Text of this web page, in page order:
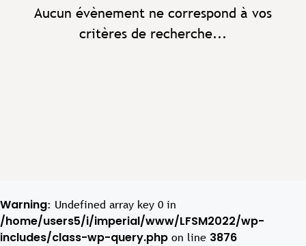
Aucun évènement ne correspond à vos
critères de recherche...
Warning: Undefined array key 0 in
/home/users5/i/imperial/www/LFSM2022/wp-
includes/class-wp-query.php on line 3876